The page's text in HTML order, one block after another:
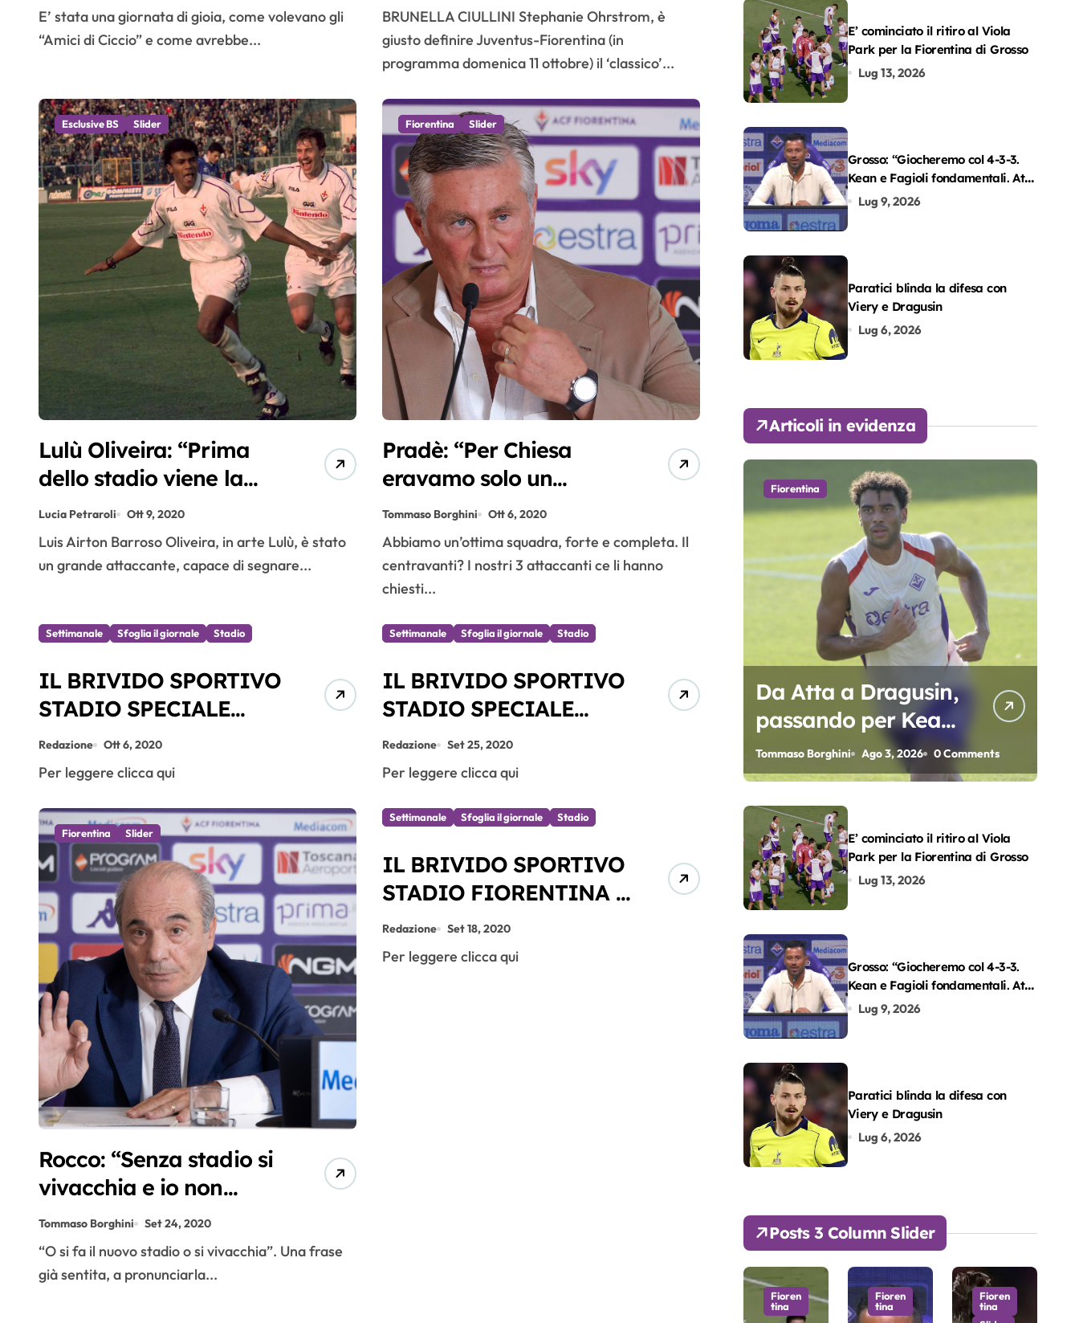
ricordando Ciccio Rialti
E’ stata una giornata di gioia, come volevano gli
“Amici di Ciccio” e come avrebbe...
in noi stesse”
BRUNELLA CIULLINI Stephanie Ohrstrom, è
giusto definire Juventus-Fiorentina (in
programma domenica 11 ottobre) il ‘classico’...
Esclusive BS Slider
Lulù Oliveira: “Prima
dello stadio viene la
squadra”
Lucia Petraroli Ott 9, 2020
Luis Airton Barroso Oliveira, in arte Lulù, è stato
un grande attaccante, capace di segnare...
Fiorentina Slider
Pradè: “Per Chiesa
eravamo solo un
veicolo per arrivare
altrove”
Tommaso Borghini Ott 6, 2020
Abbiamo un’ottima squadra, forte e completa. Il
centravanti? I nostri 3 attaccanti ce li hanno
chiesti...
Settimanale Sfoglia il giornale Stadio
IL BRIVIDO SPORTIVO
STADIO SPECIALE
CALCIOMERCATO
07.10.2020
Redazione Ott 6, 2020
Per leggere clicca qui
Settimanale Sfoglia il giornale Stadio
IL BRIVIDO SPORTIVO
STADIO SPECIALE
INTER- FIORENTINA
DEL 26.09.2020
Redazione Set 25, 2020
Per leggere clicca qui
Fiorentina Slider
Rocco: “Senza stadio si
vivacchia e io non
voglio vivacchiare”
Tommaso Borghini Set 24, 2020
“O si fa il nuovo stadio o si vivacchia”. Una frase
già sentita, a pronunciarla...
Settimanale Sfoglia il giornale Stadio
IL BRIVIDO SPORTIVO
STADIO FIORENTINA –
TORINO DEL 19.09.2020
Redazione Set 18, 2020
Per leggere clicca qui
E’ cominciato il ritiro al Viola
Park per la Fiorentina di Grosso
Lug 13, 2026
Grosso: “Giocheremo col 4-3-3.
Kean e Fagioli fondamentali. Atta
grande colpo”
Lug 9, 2026
Paratici blinda la difesa con
Viery e Dragusin
Lug 6, 2026
Articoli in evidenza
Fiorentina
Da Atta a Dragusin,
passando per Kean
e Piccoli. A chi gli
oscar del
precampionato?
Tommaso Borghini Ago 3, 2026 0 Comments
E’ cominciato il ritiro al Viola
Park per la Fiorentina di Grosso
Lug 13, 2026
Grosso: “Giocheremo col 4-3-3.
Kean e Fagioli fondamentali. Atta
grande colpo”
Lug 9, 2026
Paratici blinda la difesa con
Viery e Dragusin
Lug 6, 2026
Posts 3 Column Slider
Fioren
tina
Fioren
tina
Fioren
tina